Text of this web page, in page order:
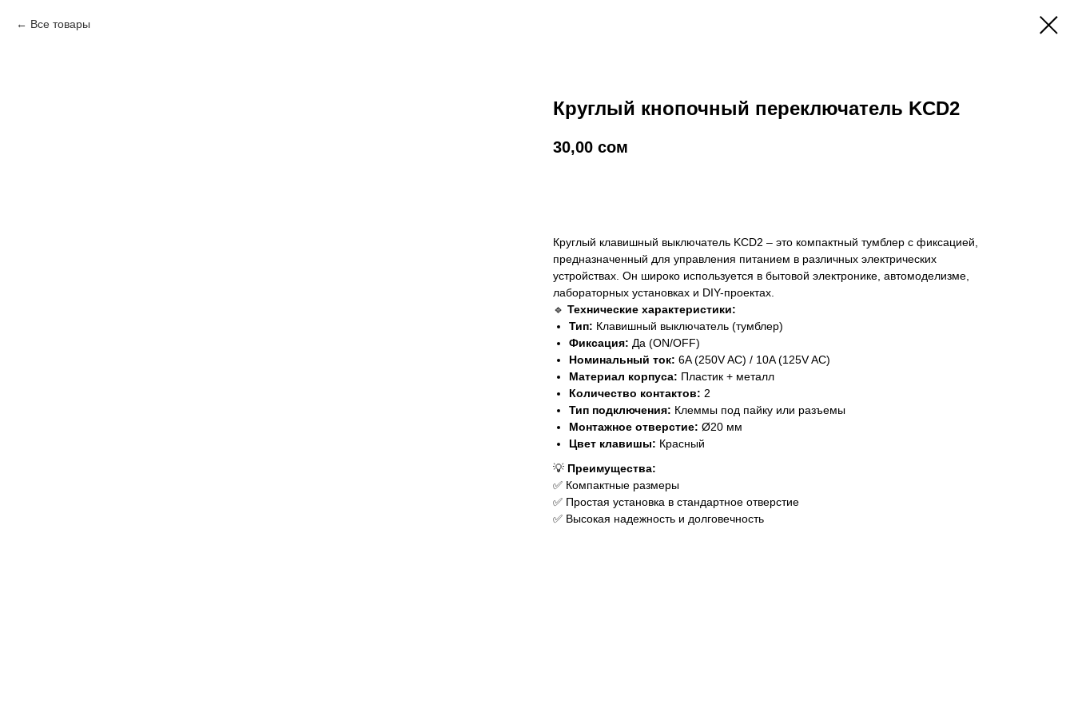
Все товары
Круглый кнопочный переключатель KCD2
30,00 сом
Круглый клавишный выключатель KCD2 – это компактный тумблер с фиксацией,
предназначенный для управления питанием в различных электрических
устройствах. Он широко используется в бытовой электронике, автомоделизме,
лабораторных установках и DIY-проектах.
🔹 Технические характеристики:
Тип: Клавишный выключатель (тумблер)
Фиксация: Да (ON/OFF)
Номинальный ток: 6A (250V AC) / 10A (125V AC)
Материал корпуса: Пластик + металл
Количество контактов: 2
Тип подключения: Клеммы под пайку или разъемы
Монтажное отверстие: Ø20 мм
Цвет клавишы: Красный
💡 Преимущества:
✅ Компактные размеры
✅ Простая установка в стандартное отверстие
✅ Высокая надежность и долговечность